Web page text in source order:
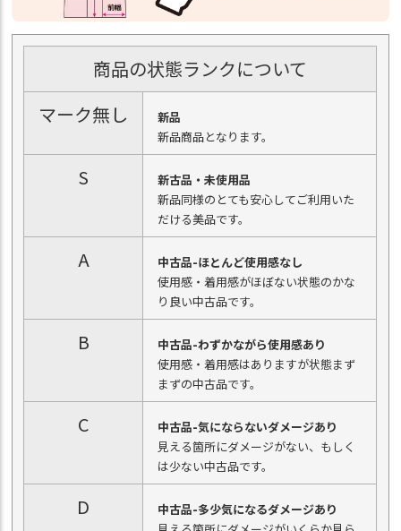
商品の状態ランクについて
マーク無し
新品
新品商品となります。
S
新古品・未使用品
新品同様のとても安心してご利用いた
だける美品です。
A
中古品-ほとんど使用感なし
使用感・着用感がほぼない状態のかな
り良い中古品です。
B
中古品-わずかながら使用感あり
使用感・着用感はありますが状態まず
まずの中古品です。
C
中古品-気にならないダメージあり
見える箇所にダメージがない、もしく
は少ない中古品です。
D
中古品-多少気になるダメージあり